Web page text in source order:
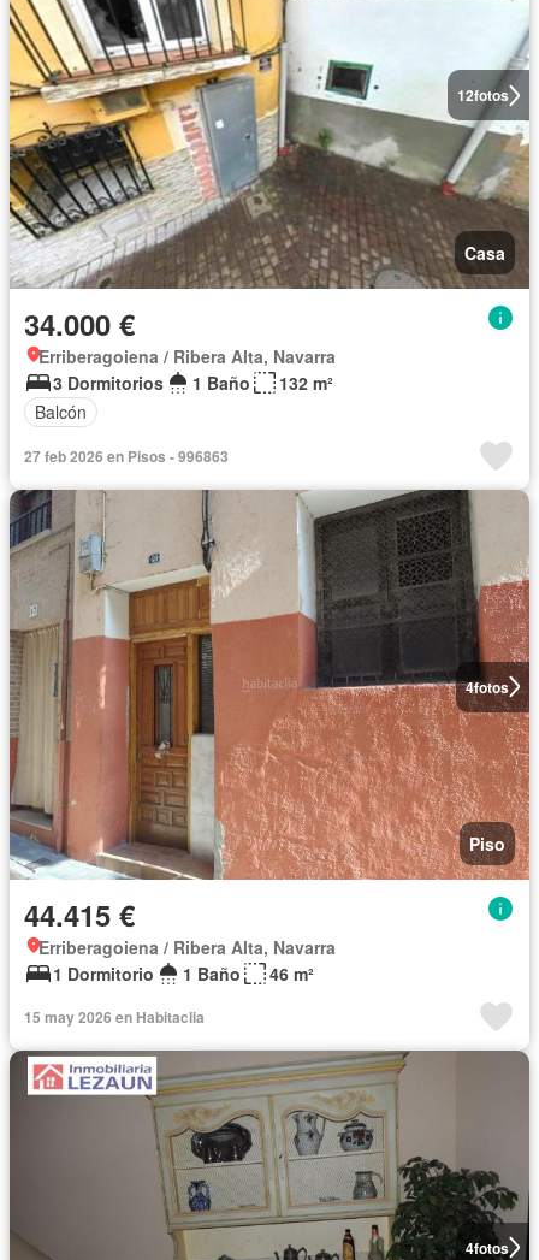
12fotos
Casa
34.000 €
Erriberagoiena / Ribera Alta, Navarra
3 Dormitorios
1 Baño
132 m²
Balcón
27 feb 2026 en Pisos - 996863
4fotos
Piso
44.415 €
Erriberagoiena / Ribera Alta, Navarra
1 Dormitorio
1 Baño 46 m²
15 may 2026 en Habitaclia
4fotos